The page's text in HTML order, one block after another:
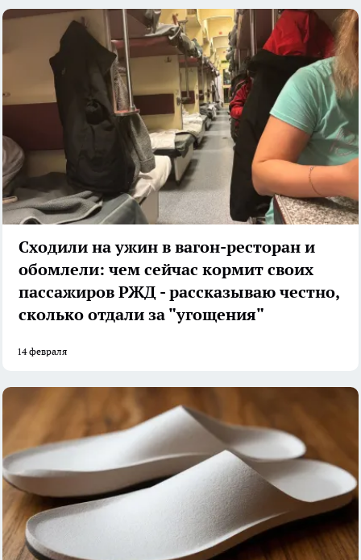
Сходили на ужин в вагон-ресторан и
обомлели: чем сейчас кормит своих
пассажиров РЖД - рассказываю честно,
сколько отдали за "угощения"
14 февраля